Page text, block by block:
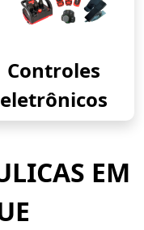
Controles
eletrônicos
EM